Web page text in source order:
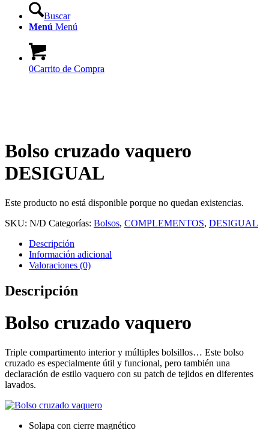
Buscar
Menú Menú
0Carrito de Compra
Bolso cruzado vaquero
DESIGUAL
Este producto no está disponible porque no quedan existencias.
SKU: N/D Categorías: Bolsos, COMPLEMENTOS, DESIGUAL
Descripción
Información adicional
Valoraciones (0)
Descripción
Bolso cruzado vaquero
Triple compartimento interior y múltiples bolsillos… Este bolso
cruzado es especialmente útil y funcional, pero también una
declaración de estilo vaquero con su patch de tejidos en diferentes
lavados.
Solapa con cierre magnético